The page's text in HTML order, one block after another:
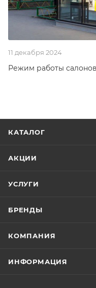
11 декабря 2024
Режим работы
КАТАЛОГ
АКЦИИ
УСЛУГИ
БРЕНДЫ
КОМПАНИЯ
ИНФОРМАЦИЯ